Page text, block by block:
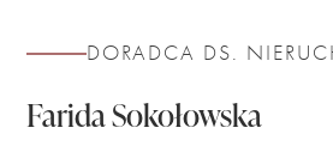
DORADCA DS.
Farida Sokołowska